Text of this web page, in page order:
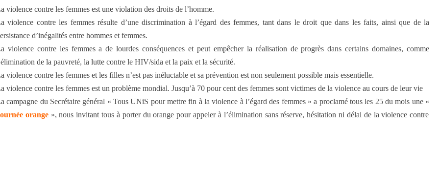
violence contre les femmes est une violation des droits de l’homme.
violence contre les femmes résulte d’une discrimination à l’égard des femmes, tant dans le droit que dans les faits, ainsi que de la
d’inégalités entre hommes et femmes.
violence contre les femmes a de lourdes conséquences et peut empêcher la réalisation de progrès dans certains domaines, comme
de la pauvreté, la lutte contre le HIV/sida et la paix et la sécurité.
violence contre les femmes et les filles n’est pas inéluctable et sa prévention est non seulement possible mais essentielle.
violence contre les femmes est un problème mondial. Jusqu’à 70 pour cent des femmes sont victimes de la violence au cours de leur vie
campagne du Secrétaire général « Tous UNiS pour mettre fin à la violence à l’égard des femmes » a proclamé tous les 25 du mois une «
orange », nous invitant tous à porter du orange pour appeler à l’élimination sans réserve, hésitation ni délai de la violence contre